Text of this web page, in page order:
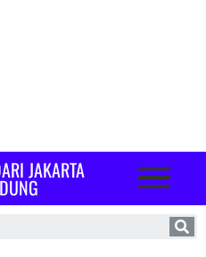
JAKARTA